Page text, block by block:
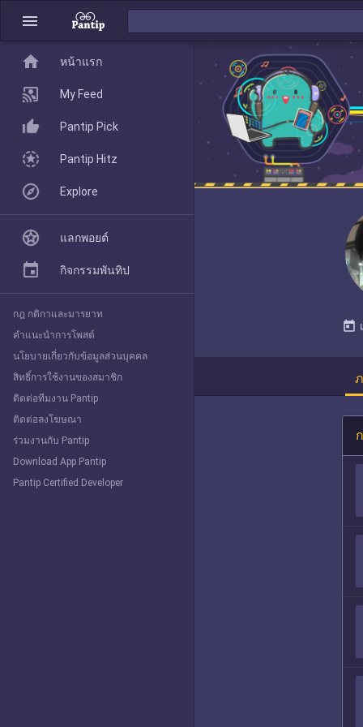
menu
today
home
Pantip Pick
Explore
home หน้าแรก
My Feed
Pantip Pick
Pantip Hitz
Explore
แลกพอยต์
กิจกรรมพันทิป
กฎ กติกาและมารยาท
คำแนะนำการโพสต์
นโยบายเกี่ยวกับข้อมูลส่วนบุคคล
สิทธิ์การใช้งานของสมาชิก
ติดต่อทีมงาน Pantip
ติดต่อลงโฆษณา
ร่วมงานกับ Pantip
Download App Pantip
Pantip Certified Developer